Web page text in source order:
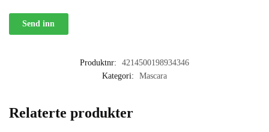
Produktnr:
4214500198934346
Kategori:
Mascara
Relaterte produkter